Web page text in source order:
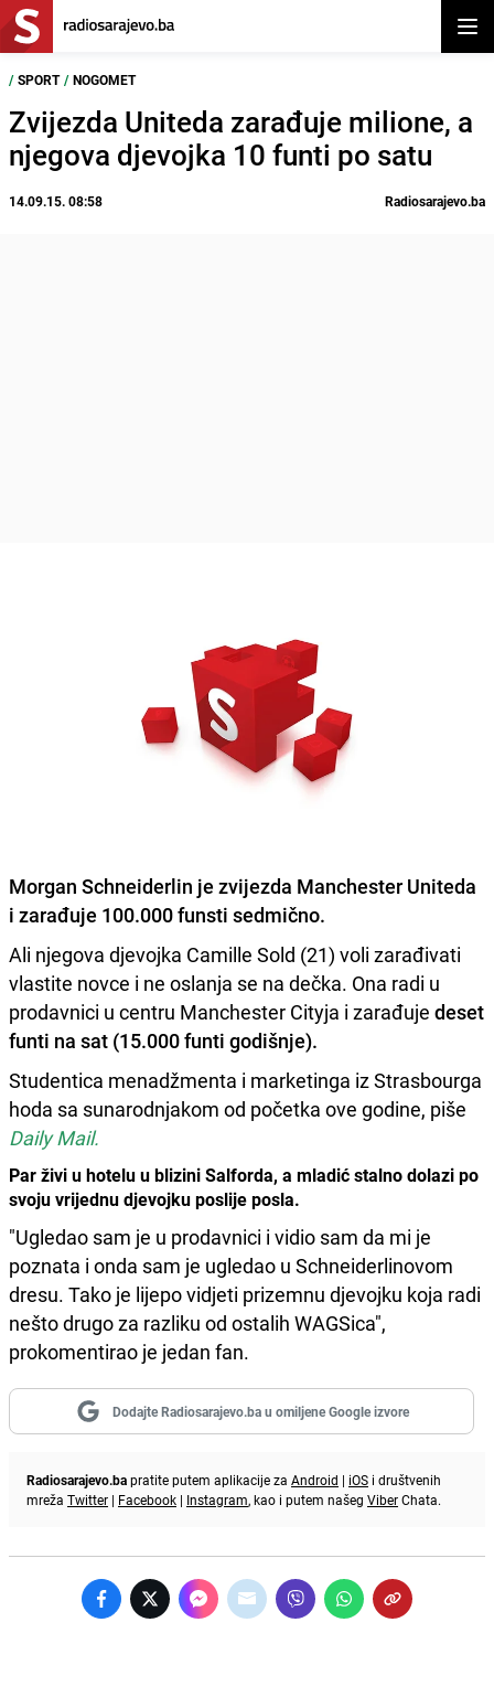
/ SPORT / NOGOMET
Zvijezda Uniteda zarađuje milione, a
njegova djevojka 10 funti po satu
14.09.15. 08:58 Radiosarajevo.ba
Morgan Schneiderlin je zvijezda Manchester Uniteda
i zarađuje 100.000 funsti sedmično.
Ali njegova djevojka Camille Sold (21) voli zarađivati
vlastite novce i ne oslanja se na dečka. Ona radi u
prodavnici u centru Manchester Cityja i zarađuje deset
funti na sat (15.000 funti godišnje).
Studentica menadžmenta i marketinga iz Strasbourga
hoda sa sunarodnjakom od početka ove godine, piše
Daily Mail.
Par živi u hotelu u blizini Salforda, a mladić stalno dolazi po
svoju vrijednu djevojku poslije posla.
"Ugledao sam je u prodavnici i vidio sam da mi je
poznata i onda sam je ugledao u Schneiderlinovom
dresu. Tako je lijepo vidjeti prizemnu djevojku koja radi
nešto drugo za razliku od ostalih WAGSica",
prokomentirao je jedan fan.
Dodajte Radiosarajevo.ba u omiljene Google izvore
Radiosarajevo.bapratite putem aplikacije za Android | iOS i društvenih
mreža Twitter | Facebook | Instagram, kao i putem našeg ViberChata.